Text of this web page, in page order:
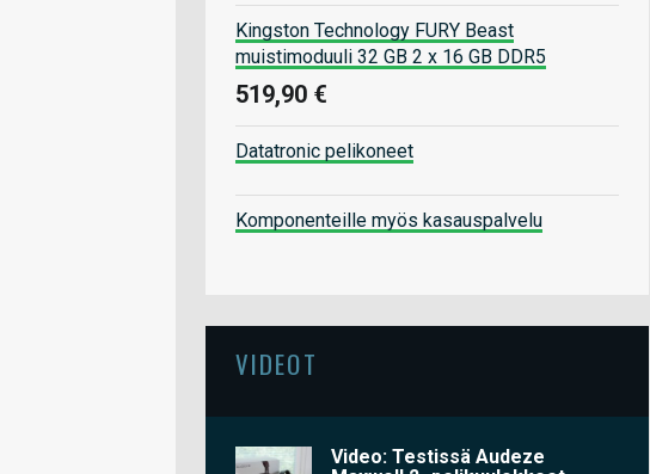
Kingston Technology FURY Beast
muistimoduuli 32 GB 2 x 16 GB DDR5
519,90 €
Datatronic pelikoneet
Komponenteille myös kasauspalvelu
VIDEOT
Video: Testissä Audeze